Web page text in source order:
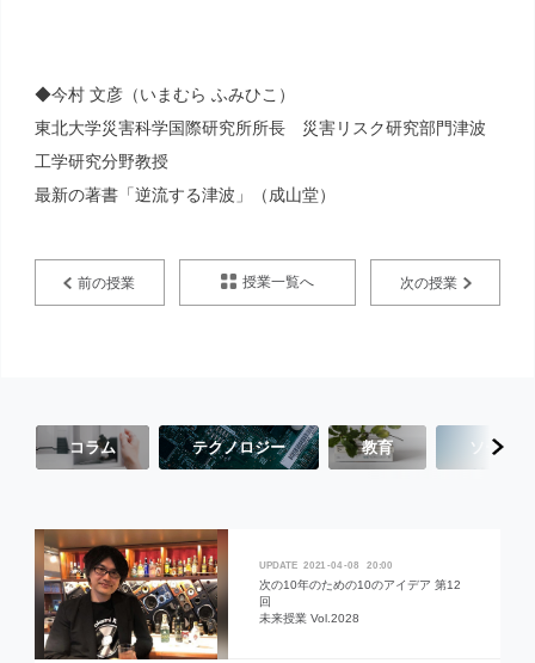
◆今村 文彦（いまむら ふみひこ）
東北大学災害科学国際研究所所長 災害リスク研究部門津波
工学研究分野教授
最新の著書「逆流する津波」（成山堂）
前の授業 授業一覧へ 次の授業
コラム テクノロジー 教育 ソーシャ
2021 04 08 20:00
次の10年のための10のアイデア 第12
回
未来授業 Vol.2028